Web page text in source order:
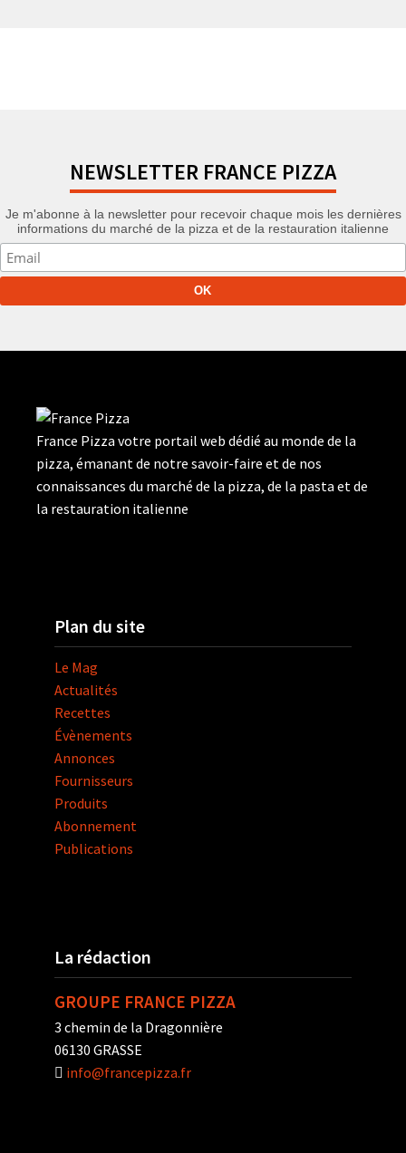
NEWSLETTER FRANCE PIZZA
Je m'abonne à la newsletter pour recevoir chaque mois les dernières
informations du marché de la pizza et de la restauration italienne
France Pizza votre portail web dédié au monde de la
pizza, émanant de notre savoir-faire et de nos
connaissances du marché de la pizza, de la pasta et de
la restauration italienne
Plan du site
Le Mag
Actualités
Recettes
Évènements
Annonces
Fournisseurs
Produits
Abonnement
Publications
La rédaction
GROUPE FRANCE PIZZA
3 chemin de la Dragonnière
06130 GRASSE
info@francepizza.fr